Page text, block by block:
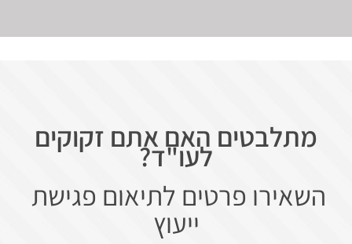
מתלבטים האם אתם זקוקים
לעו"ד?
השאירו פרטים לתיאום פגישת
ייעוץ